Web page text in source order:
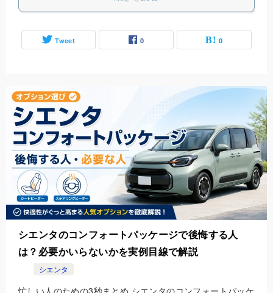
Tweet 0 0
シエンタのコンフォートパッケージで後悔する人
は？必要かいらないかを実例目線で解説
シエンタ
忙しい人のための3秒まとめ シエンタのコンフォートパッケ